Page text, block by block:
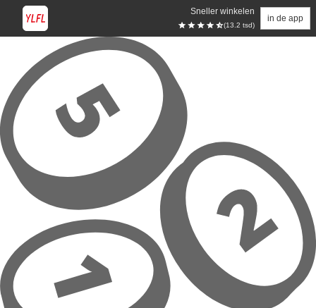
Sneller winkelen
(13.2 tsd)
in de app
Overslaan naar hoofdinhoud